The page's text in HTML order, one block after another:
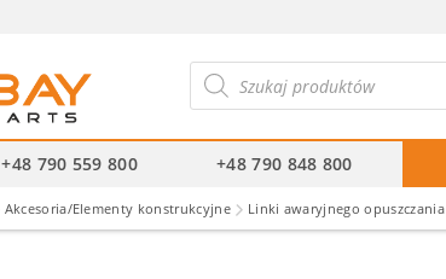
produktów
+48 790 559 800 +48 790 848 800
Akcesoria/Elementy konstrukcyjne Linki awaryjnego opuszczania